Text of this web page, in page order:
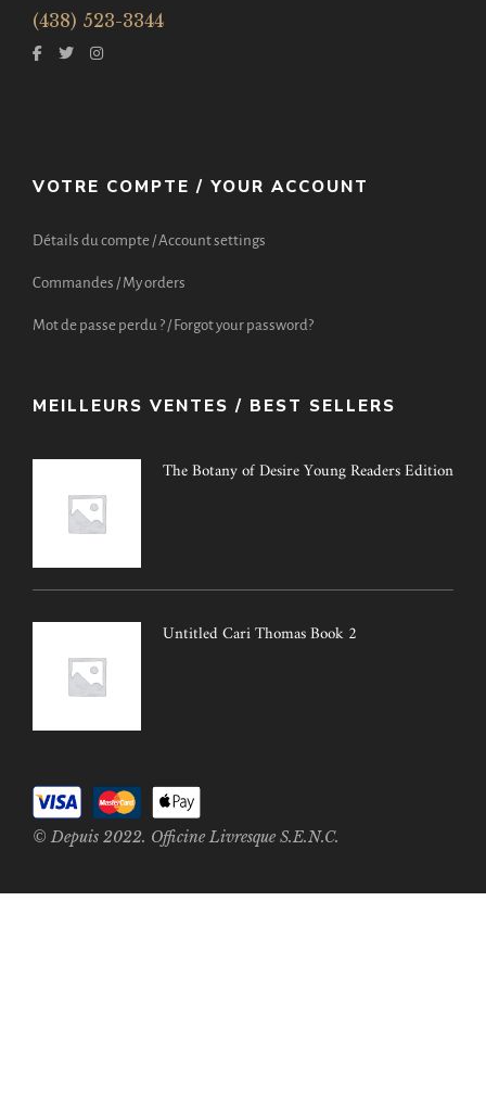
(438) 523-3344
VOTRE COMPTE / YOUR ACCOUNT
Détails du compte / Account settings
Commandes / My orders
Mot de passe perdu ? / Forgot your password?
MEILLEURS VENTES / BEST SELLERS
The Botany of Desire Young Readers Edition
Untitled Cari Thomas Book 2
© Depuis 2022. Officine Livresque S.E.N.C.